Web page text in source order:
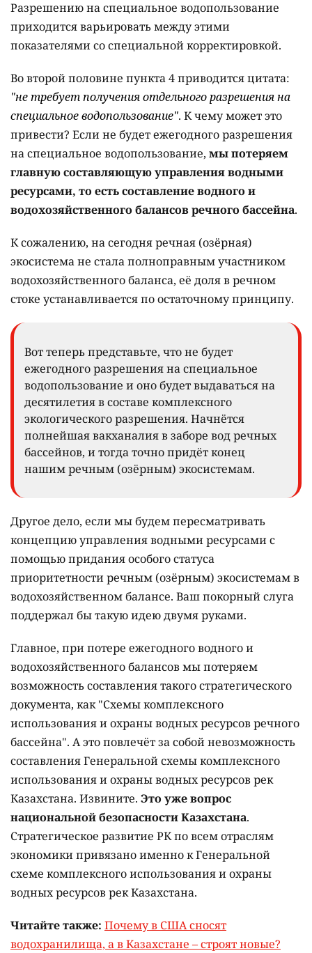
Разрешению на специальное водопользование
приходится варьировать между этими
показателями со специальной корректировкой.
Во второй половине пункта 4 приводится цитата:
"не требует получения отдельного разрешения на
специальное водопользование". К чему может это
привести? Если не будет ежегодного разрешения
на специальное водопользование, мы потеряем
главную составляющую управления водными
ресурсами, то есть составление водного и
водохозяйственного балансов речного бассейна.
К сожалению, на сегодня речная (озёрная)
экосистема не стала полноправным участником
водохозяйственного баланса, её доля в речном
стоке устанавливается по остаточному принципу.
Вот теперь представьте, что не будет
ежегодного разрешения на специальное
водопользование и оно будет выдаваться на
десятилетия в составе комплексного
экологического разрешения. Начнётся
полнейшая вакханалия в заборе вод речных
бассейнов, и тогда точно придёт конец
нашим речным (озёрным) экосистемам.
Другое дело, если мы будем пересматривать
концепцию управления водными ресурсами с
помощью придания особого статуса
приоритетности речным (озёрным) экосистемам в
водохозяйственном балансе. Ваш покорный слуга
поддержал бы такую идею двумя руками.
Главное, при потере ежегодного водного и
водохозяйственного балансов мы потеряем
возможность составления такого стратегического
документа, как "Схемы комплексного
использования и охраны водных ресурсов речного
бассейна". А это повлечёт за собой невозможность
составления Генеральной схемы комплексного
использования и охраны водных ресурсов рек
Казахстана. Извините. Это уже вопрос
национальной безопасности Казахстана.
Стратегическое развитие РК по всем отраслям
экономики привязано именно к Генеральной
схеме комплексного использования и охраны
водных ресурсов рек Казахстана.
Читайте также: Почему в США сносят
водохранилища, а в Казахстане – строят новые?